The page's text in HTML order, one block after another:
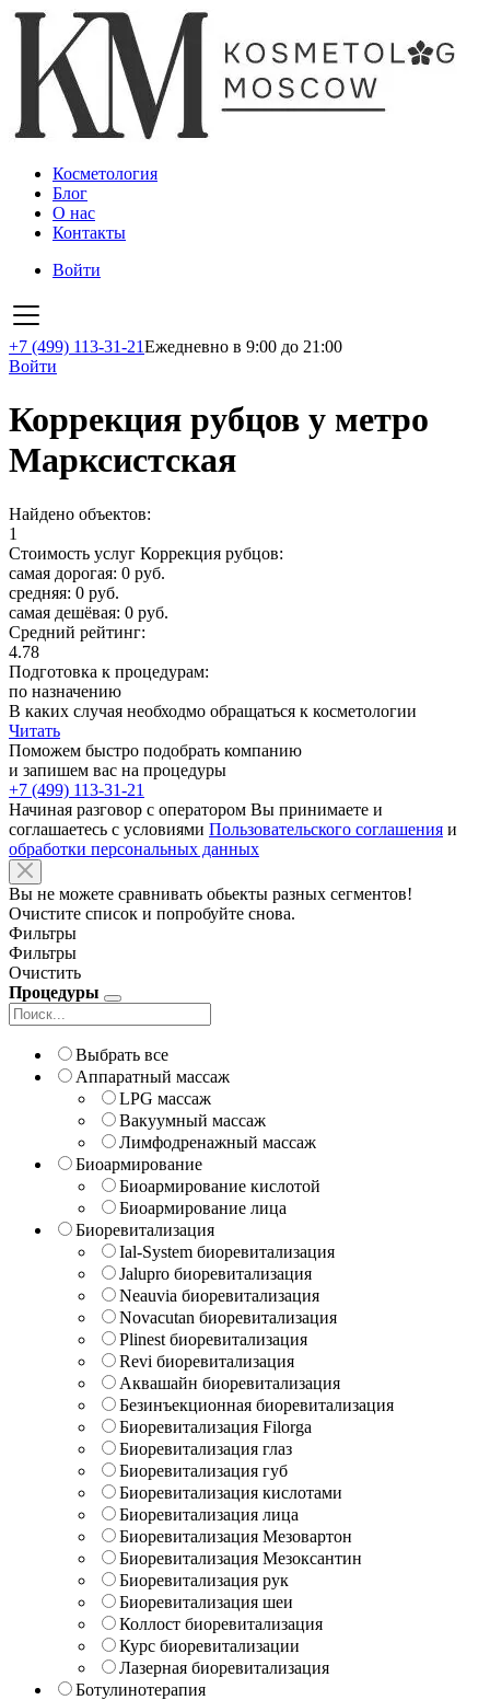
Косметология
Блог
О нас
Контакты
Войти
+7 (499) 113-31-21Ежедневно в 9:00 до 21:00
Войти
Коррекция рубцов у метро
Марксистская
Найдено объектов:
1
Стоимость услуг Коррекция рубцов:
самая дорогая: 0 руб.
средняя: 0 руб.
самая дешёвая: 0 руб.
Средний рейтинг:
4.78
Подготовка к процедурам:
по назначению
В каких случая необходмо обращаться к косметологии
Читать
Поможем быстро подобрать компанию
и запишем вас на процедуры
+7 (499) 113-31-21
Начиная разговор с оператором Вы принимаете и
соглашаетесь с условиями Пользовательского соглашения и
обработки персональных данных
Вы не можете сравнивать обьекты разных сегментов!
Очистите список и попробуйте снова.
Фильтры
Фильтры
Очистить
Процедуры
Выбрать все
Аппаратный массаж
LPG массаж
Вакуумный массаж
Лимфодренажный массаж
Биоармирование
Биоармирование кислотой
Биоармирование лица
Биоревитализация
Ial-System биоревитализация
Jalupro биоревитализация
Neauvia биоревитализация
Novacutan биоревитализация
Plinest биоревитализация
Revi биоревитализация
Аквашайн биоревитализация
Безинъекционная биоревитализация
Биоревитализация Filorga
Биоревитализация глаз
Биоревитализация губ
Биоревитализация кислотами
Биоревитализация лица
Биоревитализация Мезовартон
Биоревитализация Мезоксантин
Биоревитализация рук
Биоревитализация шеи
Коллост биоревитализация
Курс биоревитализации
Лазерная биоревитализация
Ботулинотерапия